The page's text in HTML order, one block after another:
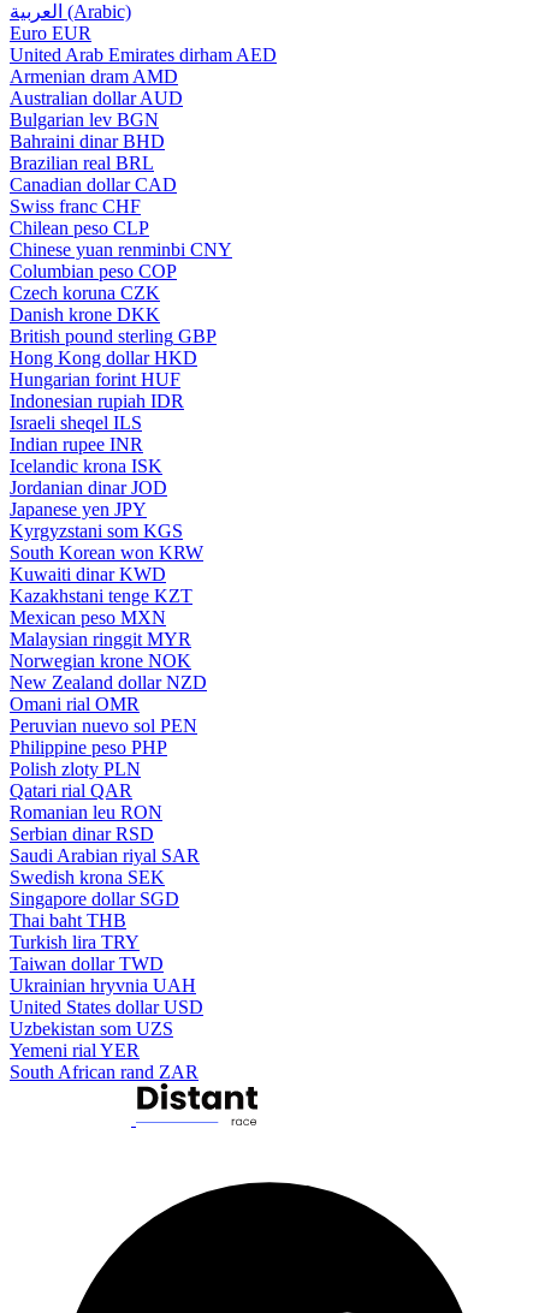
العربية (Arabic)
Euro EUR
United Arab Emirates dirham AED
Armenian dram AMD
Australian dollar AUD
Bulgarian lev BGN
Bahraini dinar BHD
Brazilian real BRL
Canadian dollar CAD
Swiss franc CHF
Chilean peso CLP
Chinese yuan renminbi CNY
Columbian peso COP
Czech koruna CZK
Danish krone DKK
British pound sterling GBP
Hong Kong dollar HKD
Hungarian forint HUF
Indonesian rupiah IDR
Israeli sheqel ILS
Indian rupee INR
Icelandic krona ISK
Jordanian dinar JOD
Japanese yen JPY
Kyrgyzstani som KGS
South Korean won KRW
Kuwaiti dinar KWD
Kazakhstani tenge KZT
Mexican peso MXN
Malaysian ringgit MYR
Norwegian krone NOK
New Zealand dollar NZD
Omani rial OMR
Peruvian nuevo sol PEN
Philippine peso PHP
Polish zloty PLN
Qatari rial QAR
Romanian leu RON
Serbian dinar RSD
Saudi Arabian riyal SAR
Swedish krona SEK
Singapore dollar SGD
Thai baht THB
Turkish lira TRY
Taiwan dollar TWD
Ukrainian hryvnia UAH
United States dollar USD
Uzbekistan som UZS
Yemeni rial YER
South African rand ZAR